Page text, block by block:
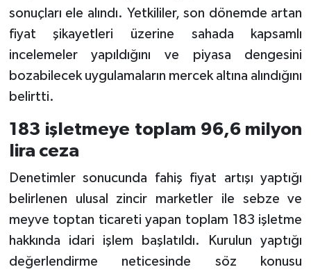
sonuçları ele alındı. Yetkililer, son dönemde artan
fiyat şikayetleri üzerine sahada kapsamlı
incelemeler yapıldığını ve piyasa dengesini
bozabilecek uygulamaların mercek altına alındığını
belirtti.
183 işletmeye toplam 96,6 milyon
lira ceza
Denetimler sonucunda fahiş fiyat artışı yaptığı
belirlenen ulusal zincir marketler ile sebze ve
meyve toptan ticareti yapan toplam 183 işletme
hakkında idari işlem başlatıldı. Kurulun yaptığı
değerlendirme neticesinde söz konusu